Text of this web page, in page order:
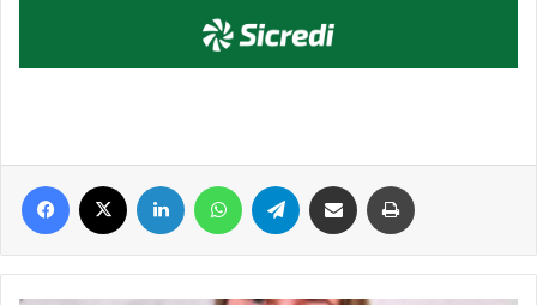
Facebook Linkedin WhatsAppTelegram Compartilhar via e-mail